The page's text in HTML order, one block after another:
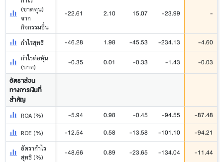
(ขาดทุน)
จาก
กิจกรรมอื่น
-22.61 2.10 15.07 -23.99 -
กำไรสุทธิ -46.28 1.98 -45.53 -234.13 -4.60
กำไรต่อหุ้น
(บาท)
-0.35 0.01 -0.33 -1.43
-0.03
อัตราส่วน
ทางการเงินที่
สำคัญ
ROA (%) -5.94 0.98 -0.45 -94.55 -87.48
ROE (%) -12.54 0.58 -13.58 -101.10 -94.21
อัตรากำไร
สุทธิ (%)
-48.66 0.89 -23.65 -134.04 -11.44